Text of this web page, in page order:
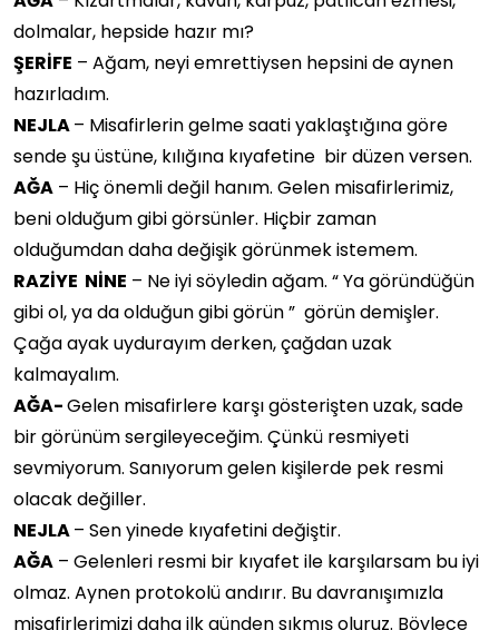
dolmalar, hepside hazır mı?
ŞERİFE – Ağam, neyi emrettiysen hepsini de aynen
hazırladım.
NEJLA– Misafirlerin gelme saati yaklaştığına göre
sende şu üstüne, kılığına kıyafetine bir düzen versen.
AĞA – Hiç önemli değil hanım. Gelen misafirlerimiz,
beni olduğum gibi görsünler. Hiçbir zaman
olduğumdan daha değişik görünmek istemem.
RAZİYE NİNE – Ne iyi söyledin ağam. “ Ya göründüğün
gibi ol, ya da olduğun gibi görün ” görün demişler.
Çağa ayak uydurayım derken, çağdan uzak
kalmayalım.
AĞA-Gelen misafirlere karşı gösterişten uzak, sade
bir görünüm sergileyeceğim. Çünkü resmiyeti
sevmiyorum. Sanıyorum gelen kişilerde pek resmi
olacak değiller.
NEJLA– Sen yinede kıyafetini değiştir.
AĞA – Gelenleri resmi bir kıyafet ile karşılarsam bu iyi
olmaz. Aynen protokolü andırır. Bu davranışımızla
misafirlerimizi daha ilk günden sıkmış oluruz. Böylece